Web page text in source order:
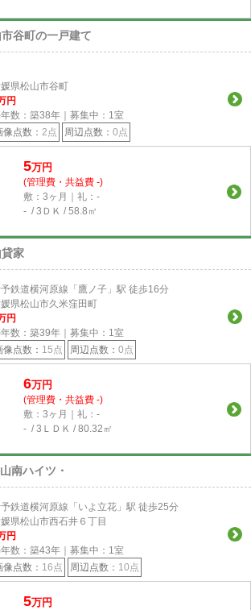
谷町の一戸建て
県松山市谷町
円
数：築38年｜募集中： 1室
像点数： 2点 周辺点数： 0点
5万円
(管理費・共益費 -)
敷：3ヶ月｜礼：-
- / 3ＤＫ / 58.8㎡
家
鉄道横河原線「鷹ノ子」駅 徒歩16分
県松山市久米窪田町
円
数：築39年｜募集中： 1室
像点数： 15点 周辺点数： 0点
6万円
(管理費・共益費 -)
敷：3ヶ月｜礼：-
- / 3ＬＤＫ / 80.32㎡
南ハイツ・
鉄道横河原線「いよ立花」駅 徒歩25分
県松山市西石井６丁目
円
数：築43年｜募集中： 1室
像点数： 16点 周辺点数： 10点
5万円